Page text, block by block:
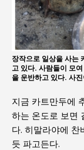
장작으로 일상을 사는
고 있다. 사람들이 모
을 운반하고 있다. 사
지금 카트만두에
하는 온도로 보면
다. 히말라야에
듯 파고든다.